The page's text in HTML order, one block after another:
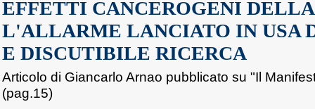
EFFETTI CANCEROGENI
L'ALLARME LANCIATO IN USA
E DISCUTIBILE RICERCA
Articolo di Giancarlo Arnao pubblicato su "Il
(pag.15)